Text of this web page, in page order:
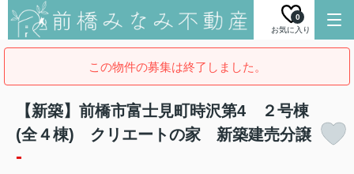
お気に入り
0
この物件の募集は終了しました。
【新築】前橋市富士見町時沢第4 ２号棟
(全４棟) クリエートの家 新築建売分譲
-